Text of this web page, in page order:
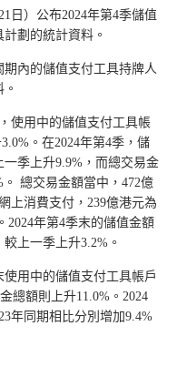
日）公布2024年第4季儲值
劃的統計資料。
期內的儲值支付工具持牌人
使用中的儲值支付工具帳
。在2024年第4季，儲
季上升9.9%，而總交易金
總交易金額當中，472億
上消費支付，239億港元為
2024年第4季末的儲值金額
上一季上升3.2%。
使用中的儲值支付工具帳戶
總額則上升11.0%。2024
年同期相比分別增加9.4%